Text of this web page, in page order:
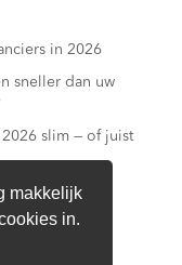
makkelijk
in.
in 2026
sneller dan uw
slim — of juist
gouden